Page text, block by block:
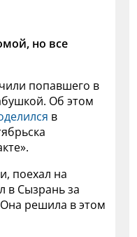
но все
попавшего в
Об этом
в
поехал на
в Сызрань за
решила в этом